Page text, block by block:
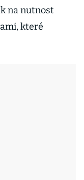
na nutnost
které